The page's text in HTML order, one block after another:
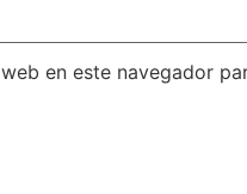
en este navegador